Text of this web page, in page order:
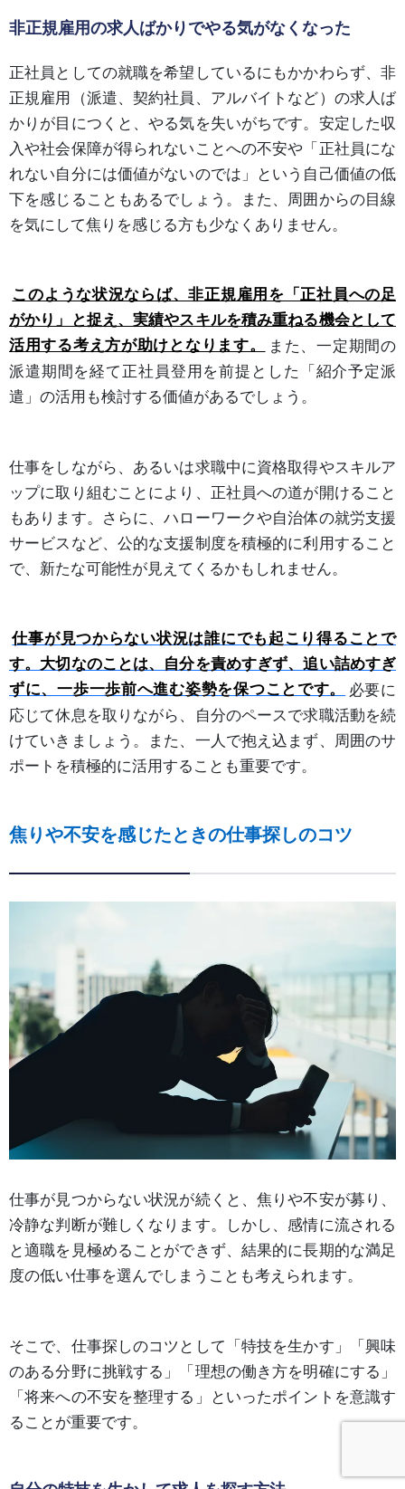
非正規雇用の求人ばかりでやる気がなくなった
正社員としての就職を希望しているにもかかわらず、非
正規雇用（派遣、契約社員、アルバイトなど）の求人ば
かりが目につくと、やる気を失いがちです。安定した収
入や社会保障が得られないことへの不安や「正社員にな
れない自分には価値がないのでは」という自己価値の低
下を感じることもあるでしょう。また、周囲からの目線
を気にして焦りを感じる方も少なくありません。
このような状況ならば、非正規雇用を「正社員への足
がかり」と捉え、実績やスキルを積み重ねる機会として
活用する考え方が助けとなります。
また、一定期間の
派遣期間を経て正社員登用を前提とした「紹介予定派
遣」の活用も検討する価値があるでしょう。
仕事をしながら、あるいは求職中に資格取得やスキルア
ップに取り組むことにより、正社員への道が開けること
もあります。さらに、ハローワークや自治体の就労支援
サービスなど、公的な支援制度を積極的に利用すること
で、新たな可能性が見えてくるかもしれません。
仕事が見つからない状況は誰にでも起こり得ることで
す。大切なのことは、自分を責めすぎず、追い詰めすぎ
ずに、一歩一歩前へ進む姿勢を保つことです。
必要に
応じて休息を取りながら、自分のペースで求職活動を続
けていきましょう。また、一人で抱え込まず、周囲のサ
ポートを積極的に活用することも重要です。
焦りや不安を感じたときの仕事探しのコツ
仕事が見つからない状況が続くと、焦りや不安が募り、
冷静な判断が難しくなります。しかし、感情に流される
と適職を見極めることができず、結果的に長期的な満足
度の低い仕事を選んでしまうことも考えられます。
そこで、仕事探しのコツとして「特技を生かす」「興味
のある分野に挑戦する」「理想の働き方を明確にする」
「将来への不安を整理する」といったポイントを意識す
ることが重要です。